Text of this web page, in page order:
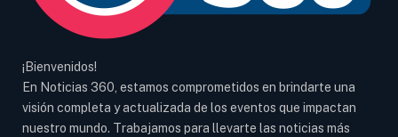
¡Bienvenidos!
En Noticias 360, estamos comprometidos en brindarte una
visión completa y actualizada de los eventos que impactan
nuestro mundo. Trabajamos para llevarte las noticias más